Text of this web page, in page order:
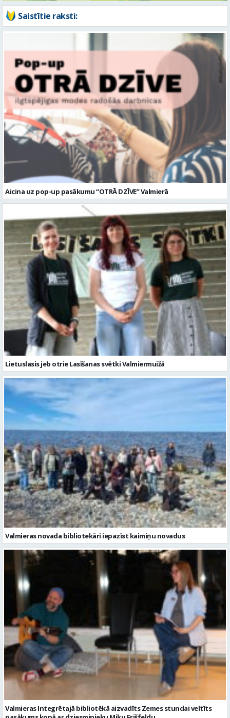
Aicina uz pop-up pasākumu “OTRĀ DZĪVE” Valmierā
Lietuslasis jeb otrie Lasīšanas svētki Valmiermuižā
Valmieras novada bibliotekāri iepazīst kaimiņu novadus
Valmieras Integrētajā bibliotēkā aizvadīts Zemes stundai veltīts
pasākums kopā ar dziesminieku Miku Frišfeldu